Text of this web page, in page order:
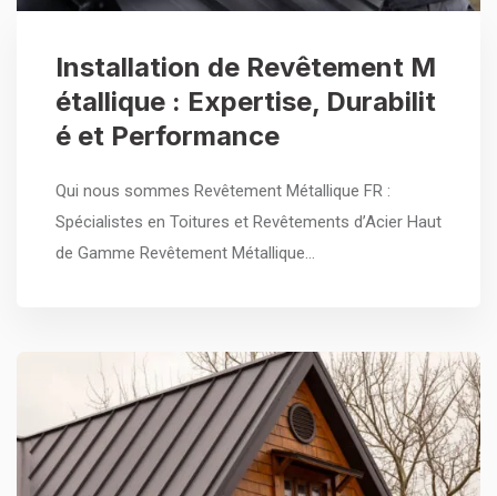
Installation de Revêtement M
étallique : Expertise, Durabilit
é et Performance
Qui nous sommes Revêtement Métallique FR :
Spécialistes en Toitures et Revêtements d’Acier Haut
de Gamme Revêtement Métallique…